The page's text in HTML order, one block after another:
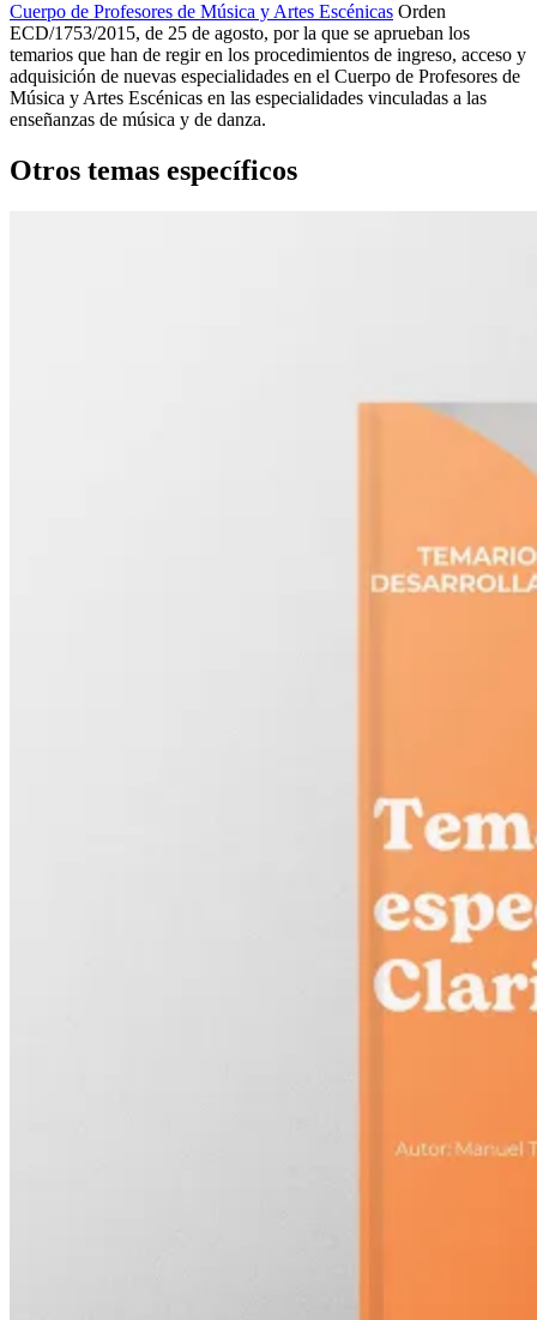
Cuerpo de Profesores de Música y Artes Escénicas Orden
ECD/1753/2015, de 25 de agosto, por la que se aprueban los
temarios que han de regir en los procedimientos de ingreso, acceso y
adquisición de nuevas especialidades en el Cuerpo de Profesores de
Música y Artes Escénicas en las especialidades vinculadas a las
enseñanzas de música y de danza.
Otros temas específicos